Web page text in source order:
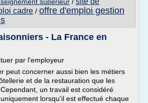
cadre / offre d'emploi gestion
- La France en
par l'employeur
peut concerner aussi bien les métiers
et de la restauration que les
un travail est considéré
lorsqu'il est effectué chaque